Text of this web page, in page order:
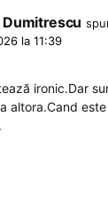
Dumitrescu
la 11:39
ironic.Dar
altora.Cand